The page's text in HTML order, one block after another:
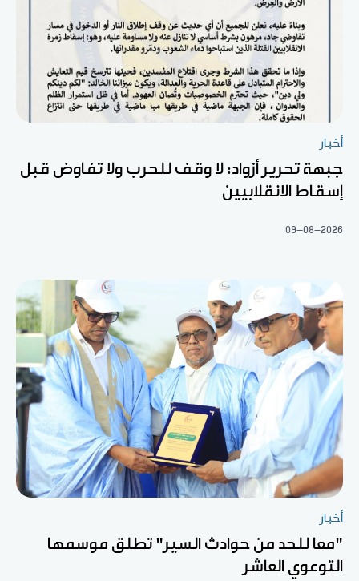
أخبار
جبهة تحرير أزواد: لا وقف للحرب ولا تفاوض قبل
إسقاط الانقلابيين
09-08-2026
أخبار
"معا للحد من حوادث السير" تطلق موسمها
التوعوي العاشر